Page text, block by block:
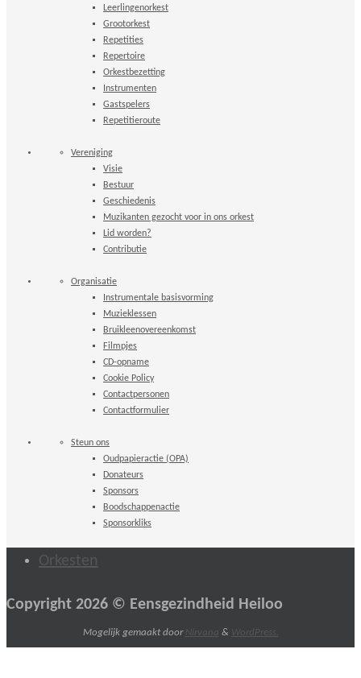
Leerlingenorkest
Grootorkest
Repetities
Repertoire
Orkestbezetting
Instrumenten
Gastspelers
Repetitieroute
Vereniging
Visie
Bestuur
Geschiedenis
Muzikanten gezocht voor in ons orkest
Lid worden?
Contributie
Organisatie
Instrumentale basisvorming
Muzieklessen
Bruikleenovereenkomst
Filmpjes
CD-opname
Cookie Policy
Contactpersonen
Contactformulier
Steun ons
Oudpapieractie (OPA)
Donateurs
Sponsors
Boodschappenactie
Sponsorkliks
Orkesten
Copyright 2026 © Eensgezindheid Heiloo
Mogelijk gemaakt door Nirvana & WordPress.